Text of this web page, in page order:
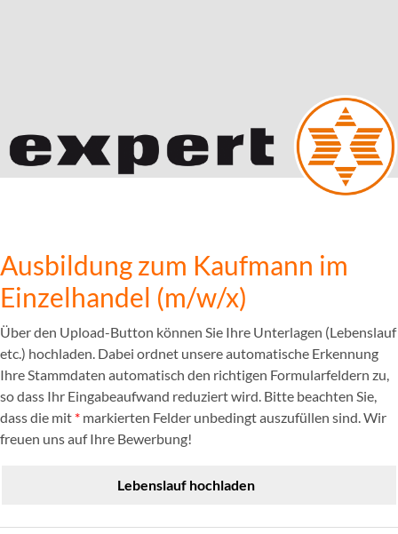
Ausbildung zum Kaufmann im
Einzelhandel (m/w/x)
Über den Upload-Button können Sie Ihre Unterlagen (Lebenslauf
etc.) hochladen. Dabei ordnet unsere automatische Erkennung
Ihre Stammdaten automatisch den richtigen Formularfeldern zu,
so dass Ihr Eingabeaufwand reduziert wird. Bitte beachten Sie,
dass die mit * markierten Felder unbedingt auszufüllen sind. Wir
freuen uns auf Ihre Bewerbung!
Lebenslauf hochladen